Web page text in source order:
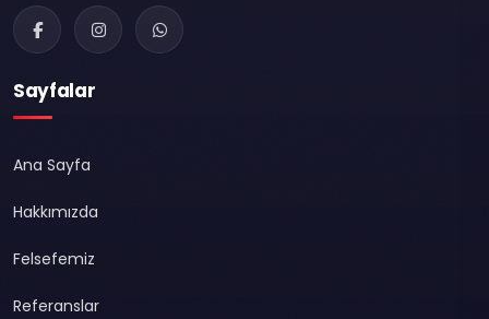
Sayfalar
Ana Sayfa
Hakkımızda
Felsefemiz
Referanslar